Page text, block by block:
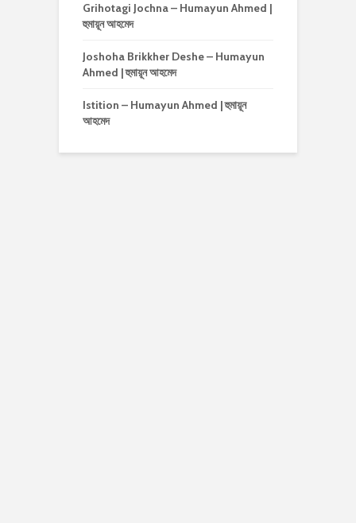
Grihotagi Jochna – Humayun Ahmed |
হুমায়ূন আহমেদ
Joshoha Brikkher Deshe – Humayun
Ahmed | হুমায়ূন আহমেদ
Istition – Humayun Ahmed | হুমায়ূন
আহমেদ